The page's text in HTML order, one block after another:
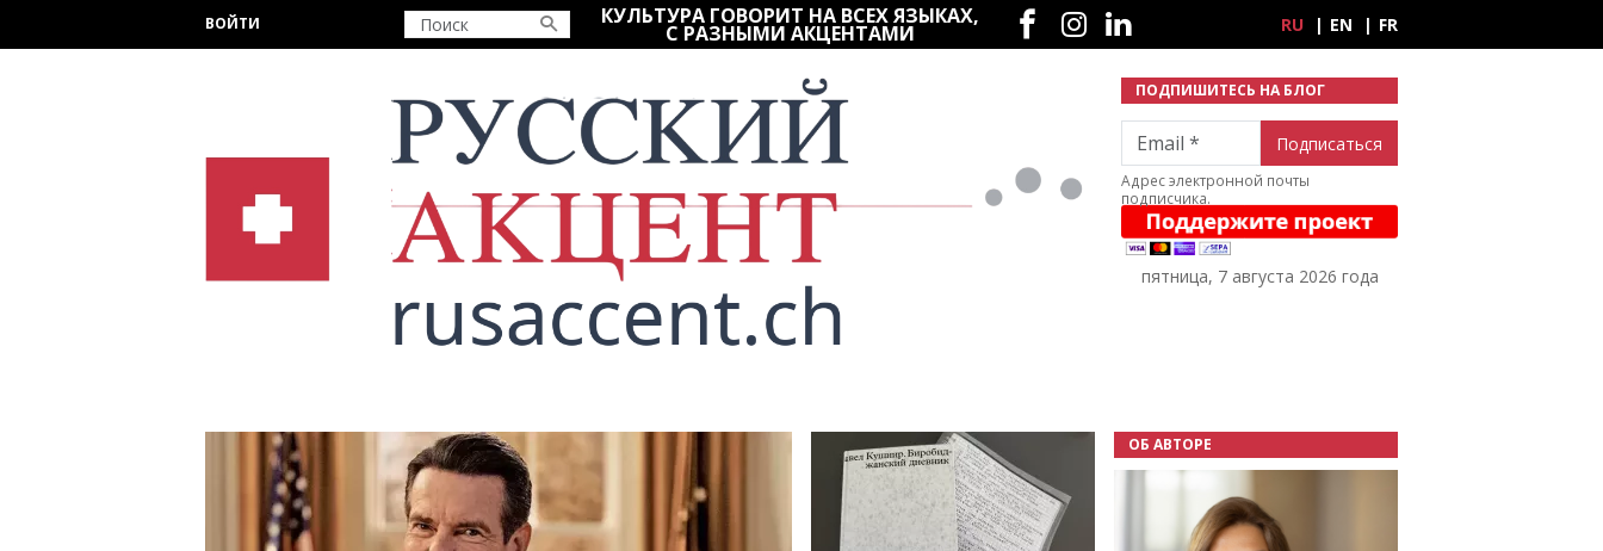
ВОЙТИ КУЛЬТУРА ГОВОРИТ НА ВСЕХ ЯЗЫКАХ,
С РАЗНЫМИ АКЦЕНТАМИ
Социальные сети
RU EN FR
ПОДПИШИТЕСЬ НА БЛОГ
Email
Адрес электронной почты
подписчика.
пятница, 7 августа 2026 года
ОБ АВТОРЕ